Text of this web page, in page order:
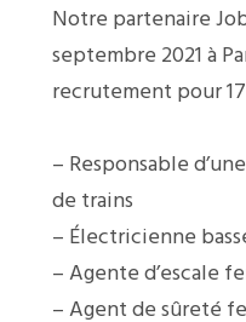
Notre partenaire
septembre 2021 à
recrutement pour
– Responsable
de trains
– Électricienne
– Agente d’escale
– Agent de sûreté